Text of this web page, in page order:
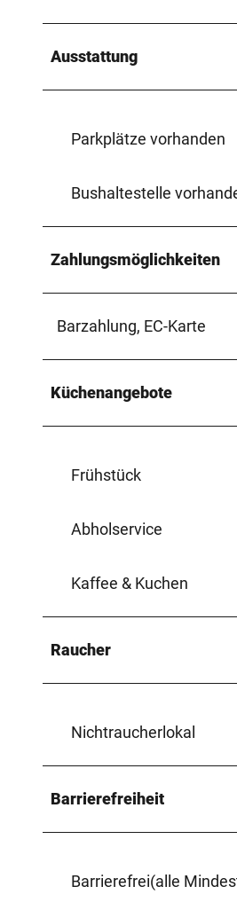
Ausstattung
Parkplätze vorhanden
Bushaltestelle
Zahlungsmöglichkeiten
Barzahlung, EC-Karte
Küchenangebote
Frühstück
Abholservice
Kaffee & Kuchen
Raucher
Nichtraucherlokal
Barrierefreiheit
Barrierefrei(alle